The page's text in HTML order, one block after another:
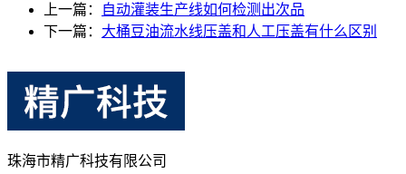
上一篇：
自动灌装生产线如何检测出次品
下一篇： 大桶豆油流水线压盖和人工压盖有什么区别
珠海市精广科技有限公司